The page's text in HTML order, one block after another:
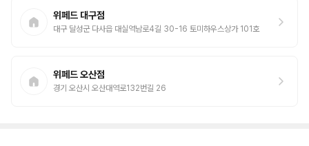
위페드 대구점
대구 달성군 다사읍 대실역남로4길 30-16 토미하우스상가 101호
위페드 오산점
경기 오산시 오산대역로132번길 26